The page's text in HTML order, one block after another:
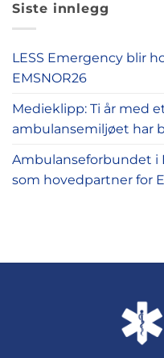
Siste innlegg
LESS Emergency blir
EMSNOR26
Medieklipp: Ti år med
ambulansemiljøet har
Ambulanseforbundet i
som hovedpartner for